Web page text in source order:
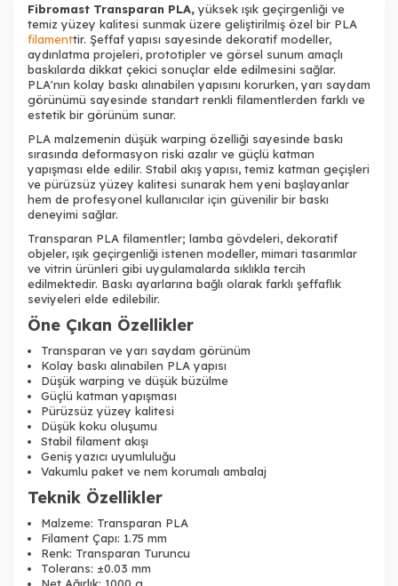
Fibromast Transparan PLA,yüksek ışık geçirgenliği ve
temiz yüzey kalitesi sunmak üzere geliştirilmiş özel bir PLA
filamenttir. Şeffaf yapısı sayesinde dekoratif modeller,
aydınlatma projeleri, prototipler ve görsel sunum amaçlı
baskılarda dikkat çekici sonuçlar elde edilmesini sağlar.
PLA'nın kolay baskı alınabilen yapısını korurken, yarı saydam
görünümü sayesinde standart renkli filamentlerden farklı ve
estetik bir görünüm sunar.
PLA malzemenin düşük warping özelliği sayesinde baskı
sırasında deformasyon riski azalır ve güçlü katman
yapışması elde edilir. Stabil akış yapısı, temiz katman geçişleri
ve pürüzsüz yüzey kalitesi sunarak hem yeni başlayanlar
hem de profesyonel kullanıcılar için güvenilir bir baskı
deneyimi sağlar.
Transparan PLA filamentler; lamba gövdeleri, dekoratif
objeler, ışık geçirgenliği istenen modeller, mimari tasarımlar
ve vitrin ürünleri gibi uygulamalarda sıklıkla tercih
edilmektedir. Baskı ayarlarına bağlı olarak farklı şeffaflık
seviyeleri elde edilebilir.
Öne Çıkan Özellikler
Transparan ve yarı saydam görünüm
Kolay baskı alınabilen PLA yapısı
Düşük warping ve düşük büzülme
Güçlü katman yapışması
Pürüzsüz yüzey kalitesi
Düşük koku oluşumu
Stabil filament akışı
Geniş yazıcı uyumluluğu
Vakumlu paket ve nem korumalı ambalaj
Teknik Özellikler
Malzeme: Transparan PLA
Filament Çapı: 1.75 mm
Renk: Transparan Turuncu
Tolerans: ±0.03 mm